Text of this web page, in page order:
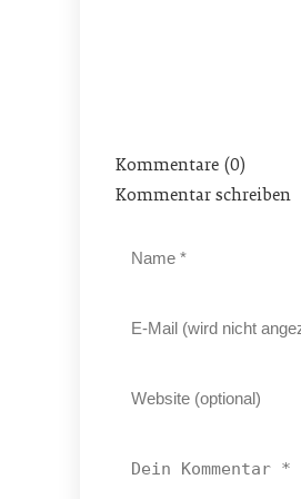
Kommentare (0)
Kommentar schreiben